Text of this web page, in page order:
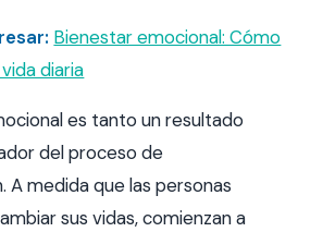
Bienestar emocional: Cómo
diaria
es tanto un resultado
del proceso de
A medida que las personas
sus vidas, comienzan a